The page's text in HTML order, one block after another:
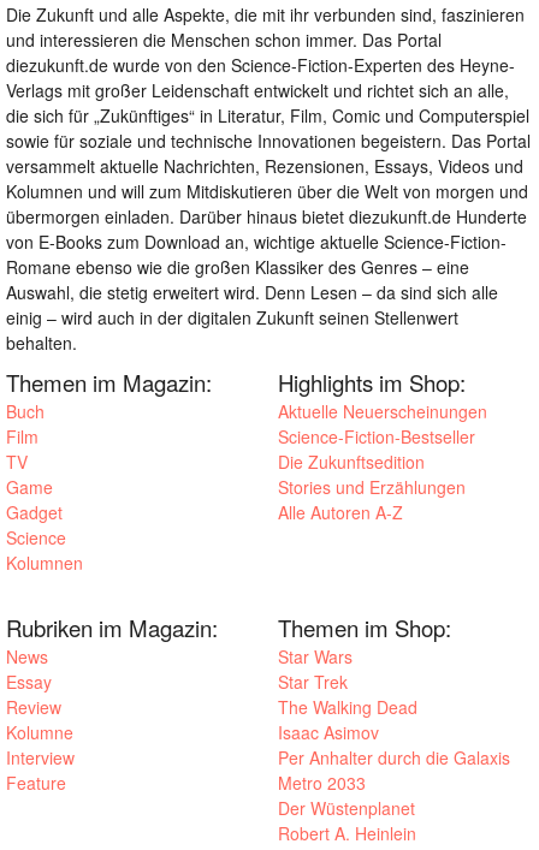
Die Zukunft und alle Aspekte, die mit ihr verbunden sind, faszinieren
und interessieren die Menschen schon immer. Das Portal
diezukunft.de wurde von den Science-Fiction-Experten des Heyne-
Verlags mit großer Leidenschaft entwickelt und richtet sich an alle,
die sich für „Zukünftiges“ in Literatur, Film, Comic und Computerspiel
sowie für soziale und technische Innovationen begeistern. Das Portal
versammelt aktuelle Nachrichten, Rezensionen, Essays, Videos und
Kolumnen und will zum Mitdiskutieren über die Welt von morgen und
übermorgen einladen. Darüber hinaus bietet diezukunft.de Hunderte
von E-Books zum Download an, wichtige aktuelle Science-Fiction-
Romane ebenso wie die großen Klassiker des Genres – eine
Auswahl, die stetig erweitert wird. Denn Lesen – da sind sich alle
einig – wird auch in der digitalen Zukunft seinen Stellenwert
behalten.
Themen im Magazin:
Buch
Film
TV
Game
Gadget
Science
Kolumnen
Highlights im Shop:
Aktuelle Neuerscheinungen
Science-Fiction-Bestseller
Die Zukunftsedition
Stories und Erzählungen
Alle Autoren A-Z
Rubriken im Magazin:
News
Essay
Review
Kolumne
Interview
Feature
Themen im Shop:
Star Wars
Star Trek
The Walking Dead
Isaac Asimov
Per Anhalter durch die Galaxis
Metro 2033
Der Wüstenplanet
Robert A. Heinlein